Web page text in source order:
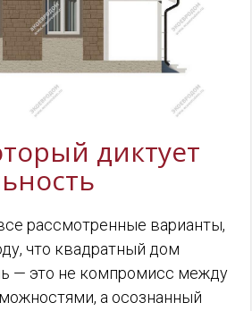
диктует
рассмотренные варианты,
что квадратный дом
— это не компромисс между
а осознанный